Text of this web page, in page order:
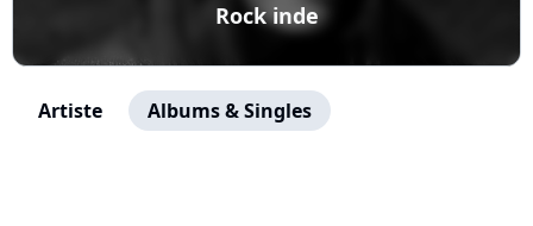
Rock inde
Artiste Albums & Singles